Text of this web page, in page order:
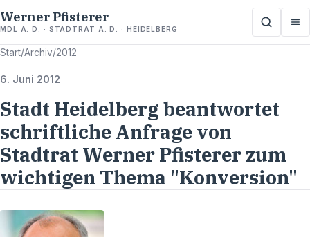
Werner Pfisterer
MDL A. D. · STADTRAT A. D. · HEIDELBERG
Start/Archiv/2012
6. Juni 2012
Stadt Heidelberg beantwortet
schriftliche Anfrage von
Stadtrat Werner Pfisterer zum
wichtigen Thema "Konversion"